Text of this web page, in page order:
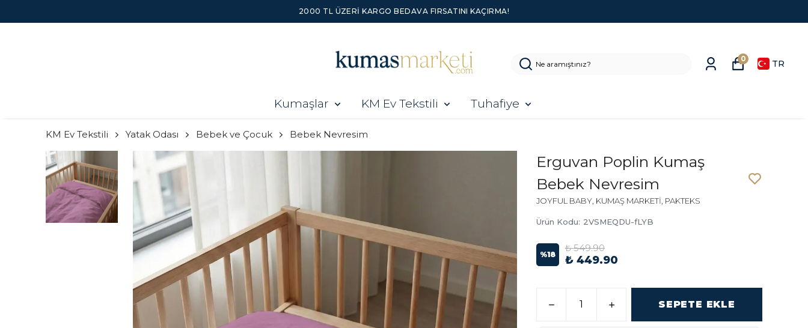
Kumaşlar KM Ev Tekstili Tuhafiye
0 TR
KM Ev Tekstili Yatak Odası Bebek ve Çocuk Bebek Nevresim
Erguvan Poplin Kumaş
Bebek Nevresim
JOYFUL BABY, KUMAŞ MARKETİ, PAKTEKS
Ürün Kodu: 2VSMEQDU-fLYB
%18
₺ 549.90
₺ 449.90
SEPETE EKLE